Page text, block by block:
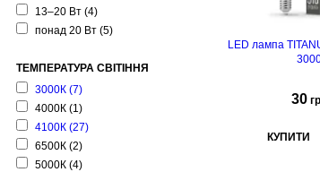
13–20 Вт (4)
понад 20 Вт (5)
ТЕМПЕРАТУРА СВІТІННЯ
3000К (7)
4000К (1)
4100К (27)
6500К (2)
5000К (4)
LED лампа
30
КУПИТИ